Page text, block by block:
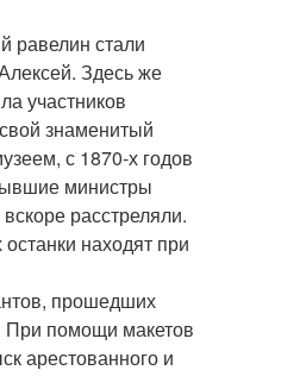
равелин стали
Здесь же
участников
знаменитый
с 1870-х годов
министры
расстреляли.
находят при
прошедших
При помощи макетов
арестованного и